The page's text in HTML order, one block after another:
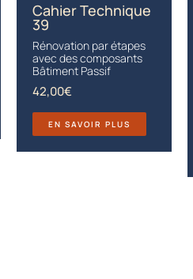
Cahier Technique
39
Rénovation par étapes
avec des composants
Bâtiment Passif
42,00€
EN SAVOIR PLUS